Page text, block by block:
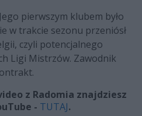
pierwszym klubem było
w trakcie sezonu przeniósł
czyli potencjalnego
Ligi Mistrzów. Zawodnik
z Radomia znajdziesz
- TUTAJ.